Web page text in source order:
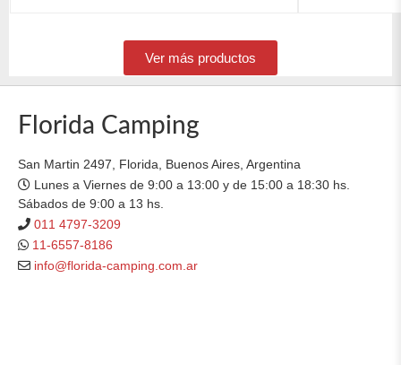
Ver más productos
Florida Camping
San Martin 2497, Florida, Buenos Aires, Argentina
Lunes a Viernes de 9:00 a 13:00 y de 15:00 a 18:30 hs.
Sábados de 9:00 a 13 hs.
011 4797-3209
11-6557-8186
info@florida-camping.com.ar